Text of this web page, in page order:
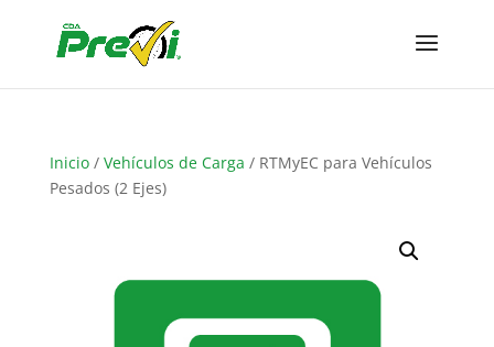
Inicio/ Vehículos de Carga / RTMyEC para Vehículos
Pesados (2 Ejes)